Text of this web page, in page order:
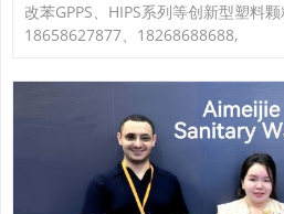
改苯GPPS、HIPS系列等创新型塑料
18658627877、18268688688,